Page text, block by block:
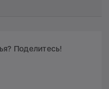
Поделитесь!